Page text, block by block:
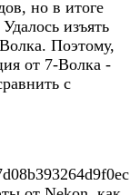
но в итоге
изъять
Поэтому,
от 7-Волка -
с